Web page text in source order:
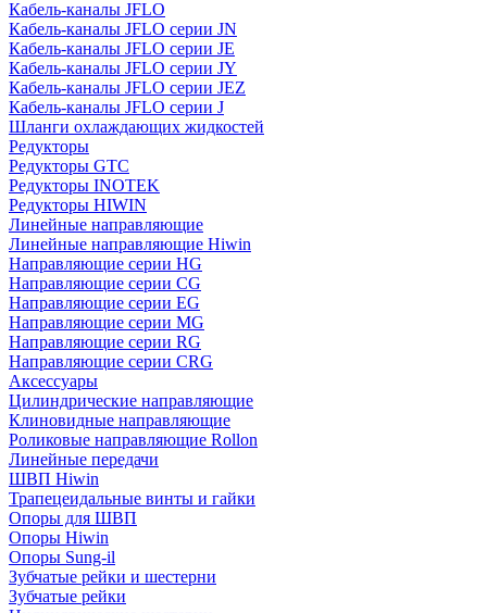
Кабель-каналы JFLO
Кабель-каналы JFLO серии JN
Кабель-каналы JFLO серии JE
Кабель-каналы JFLO серии JY
Кабель-каналы JFLO серии JEZ
Кабель-каналы JFLO серии J
Шланги охлаждающих жидкостей
Редукторы
Редукторы GTC
Редукторы INOTEK
Редукторы HIWIN
Линейные направляющие
Линейные направляющие Hiwin
Направляющие серии HG
Направляющие серии CG
Направляющие серии EG
Направляющие серии MG
Направляющие серии RG
Направляющие серии CRG
Аксессуары
Цилиндрические направляющие
Клиновидные направляющие
Роликовые направляющие Rollon
Линейные передачи
ШВП Hiwin
Трапецеидальные винты и гайки
Опоры для ШВП
Опоры Hiwin
Опоры Sung-il
Зубчатые рейки и шестерни
Зубчатые рейки